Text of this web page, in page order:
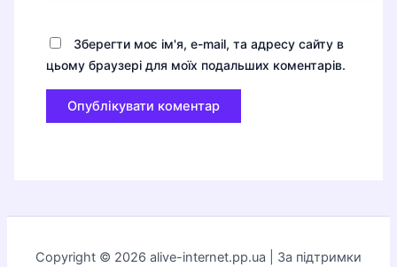
Зберегти моє ім'я, e-mail, та адресу сайту в
цьому браузері для моїх подальших коментарів.
Copyright © 2026 alive-internet.pp.ua | За підтримки